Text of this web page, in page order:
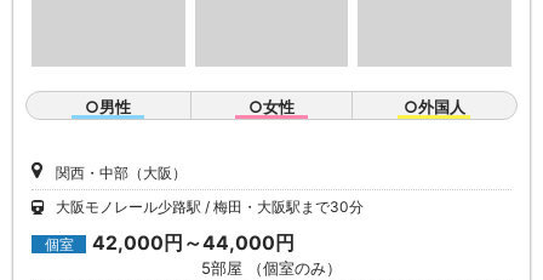
○男性 ○女性 ○外国人
関西・中部（大阪）
大阪モノレール少路駅
梅田・大阪駅まで30分
個室 42,000円～44,000円
5部屋 （個室のみ）